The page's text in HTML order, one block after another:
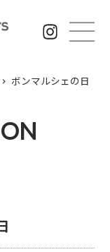
ボンマルシェの日